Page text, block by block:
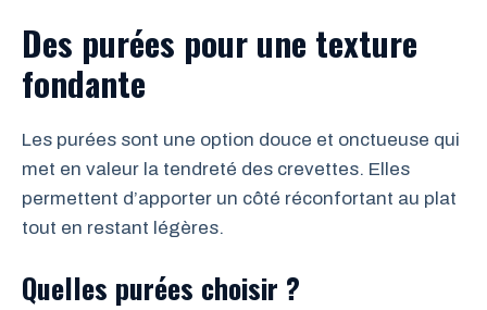
Des purées pour une texture
fondante
Les purées sont une option douce et onctueuse qui
met en valeur la tendreté des crevettes. Elles
permettent d’apporter un côté réconfortant au plat
tout en restant légères.
Quelles purées choisir ?